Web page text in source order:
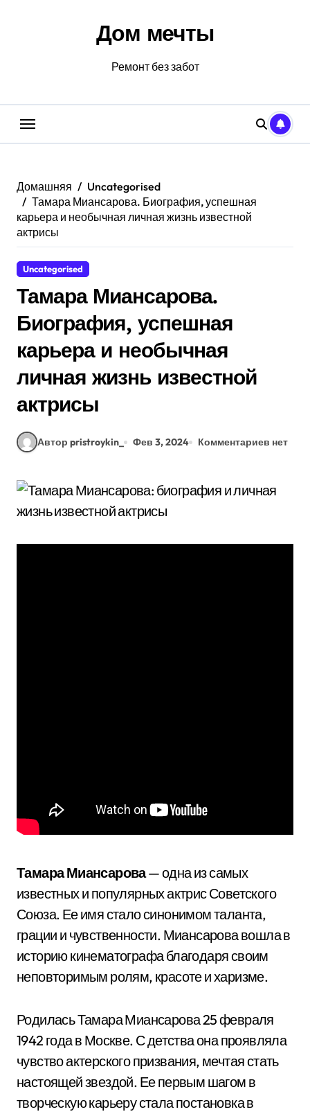
Дом мечты
Ремонт без забот
Домашняя
Uncategorised
Тамара Миансарова. Биография, успешная
карьера и необычная личная жизнь известной
актрисы
Uncategorised
Тамара Миансарова.
Биография, успешная
карьера и необычная
личная жизнь известной
актрисы
Автор pristroykin_ Фев 3, 2024 Комментариев нет
Тамара Миансарова— одна из самых
известных и популярных актрис Советского
Союза. Ее имя стало синонимом таланта,
грации и чувственности. Миансарова вошла в
историю кинематографа благодаря своим
неповторимым ролям, красоте и харизме.
Родилась Тамара Миансарова 25 февраля
1942 года в Москве. С детства она проявляла
чувство актерского призвания, мечтая стать
настоящей звездой. Ее первым шагом в
творческую карьеру стала постановка в